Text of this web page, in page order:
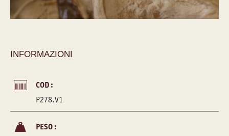
INFORMAZIONI
COD :
P278.V1
PESO :